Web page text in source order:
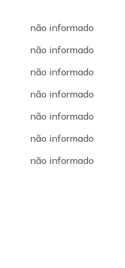
não informado
não informado
não informado
não informado
não informado
não informado
não informado